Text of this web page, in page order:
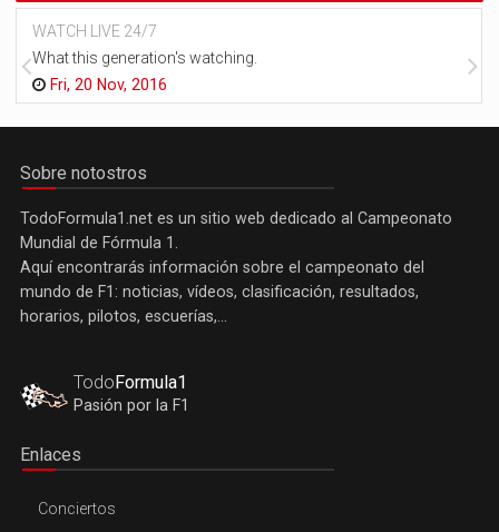
WATCH LIVE 24/7
What this generation's watching.
Fri, 20 Nov, 2016
Sobre notostros
TodoFormula1.net es un sitio web dedicado al Campeonato
Mundial de Fórmula 1.
Aquí encontrarás información sobre el campeonato del
mundo de F1: noticias, vídeos, clasificación, resultados,
horarios, pilotos, escuerías,...
TodoFormula1
Pasión por la F1
Enlaces
Conciertos